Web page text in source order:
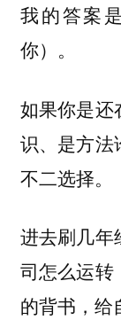
我的答案
你）。
如果你是还
识、是方法
不二选择。
进去刷几年
司怎么运转
的背书，给